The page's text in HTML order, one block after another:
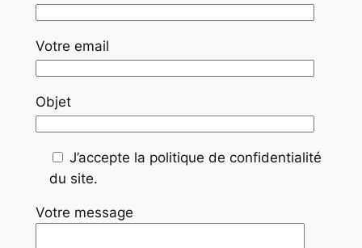
Votre email
Objet
J’accepte la politique de confidentialité
du site.
Votre message